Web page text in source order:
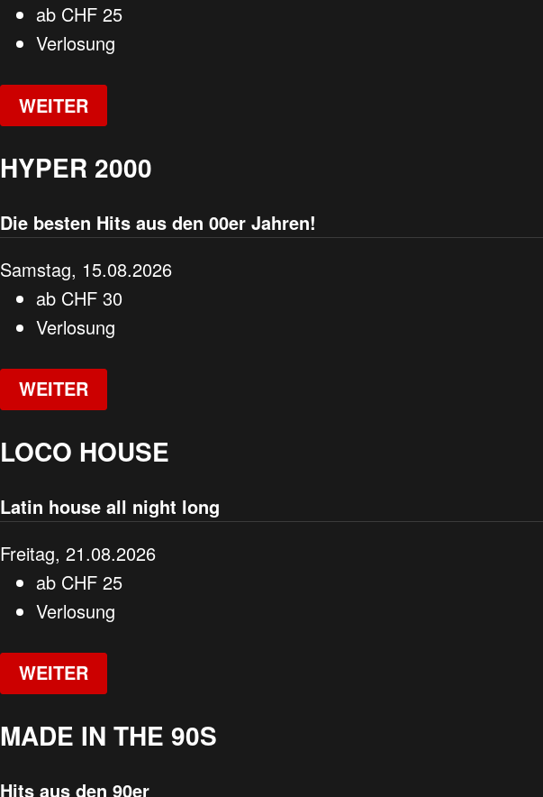
ab CHF 25
Verlosung
WEITER
HYPER 2000
Die besten Hits aus den 00er Jahren!
Samstag, 15.08.2026
ab CHF 30
Verlosung
WEITER
LOCO HOUSE
Latin house all night long
Freitag, 21.08.2026
ab CHF 25
Verlosung
WEITER
MADE IN THE 90S
Hits aus den 90er